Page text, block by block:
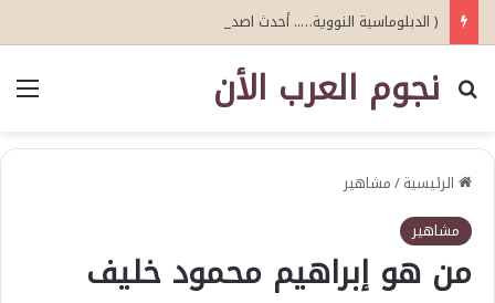
( الدبلوماسية النووية….. أحدث اصدارات أبو عيطة )
نجوم العرب الأن
بحث عن
الرئيسية/مشاهير
مشاهير
من هو إبراهيم محمود خليف